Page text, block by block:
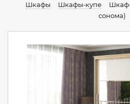
Шкафы Шкафы-купе
Шкаф-
сонома)